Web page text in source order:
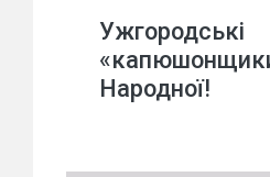
Ужгородські
Народної!